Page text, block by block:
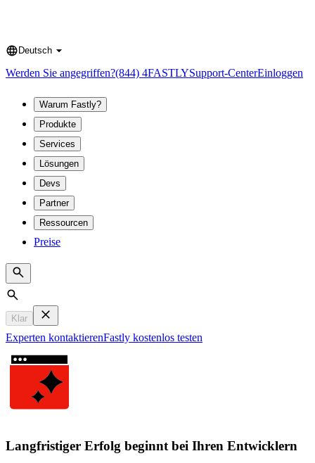
Language
Deutsch
Werden Sie angegriffen?(844) 4FASTLYSupport-CenterEinloggen
Warum Fastly?
Produkte
Services
Lösungen
Devs
Partner
Ressourcen
Preise
Search
Klar
Experten kontaktierenFastly kostenlos testen
Langfristiger Erfolg beginnt bei Ihren Entwicklern